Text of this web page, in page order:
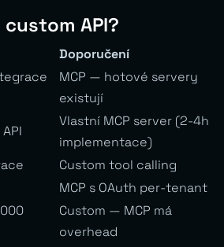
custom API?
Doporučení
MCP — hotové servery
existují
Vlastní MCP server (2-4h
implementace)
Custom tool calling
MCP s OAuth per-tenant
Custom — MCP má
overhead